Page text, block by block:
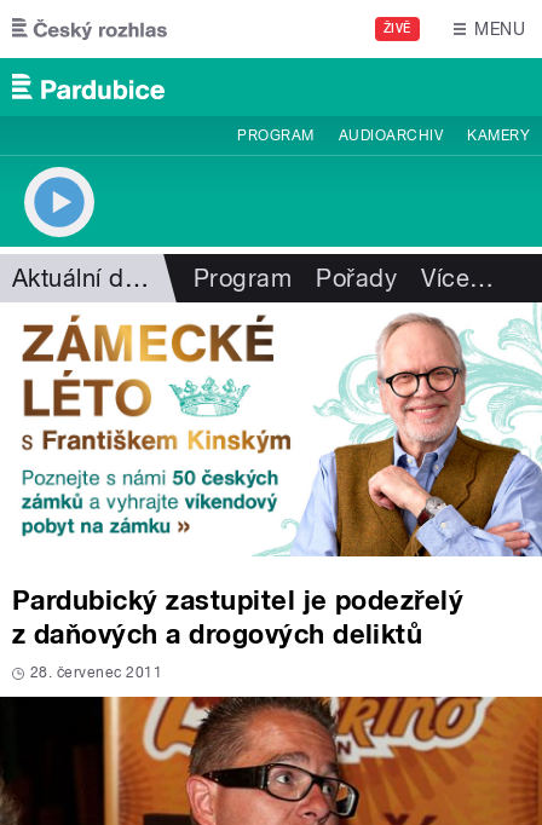
Přejít k hlavnímu obsahu
ŽIVĚ MENU
PROGRAM AUDIOARCHIV KAMERY
Aktuální dění Program Pořady Více…
Pardubický zastupitel je podezřelý
z daňových a drogových deliktů
28. červenec 2011